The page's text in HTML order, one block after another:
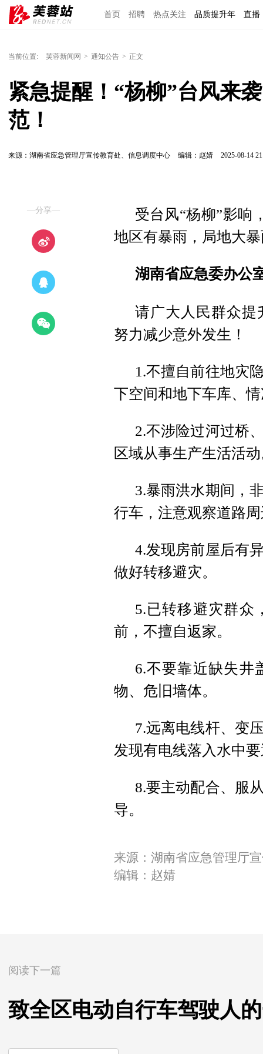
首页 招聘 热点关注 品质提升年 直播
当前位置: 芙蓉新闻网 > 通知公告 > 正文
紧急提醒！“杨柳”台风来
范！
来源：湖南省应急管理厅宣传教育处、信息调度中心 编辑：赵婧 2025-08-14
—分享—
受台风“杨柳”影响
地区有暴雨，局地大
湖南省应急委办公
请广大人民群众提
努力减少意外发生！
1.不擅自前往地灾
下空间和地下车库、
2.不涉险过河过桥
区域从事生产生活活
3.暴雨洪水期间，
行车，注意观察道路
4.发现房前屋后有
做好转移避灾。
5.已转移避灾群众
前，不擅自返家。
6.不要靠近缺失井
物、危旧墙体。
7.远离电线杆、变
发现有电线落入水中
8.要主动配合、服
导。
来源：湖南省应急管理厅
编辑：赵婧
阅读下一篇
致全区电动自行车驾驶人